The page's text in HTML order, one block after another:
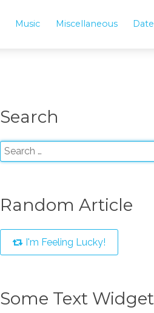
Music Miscellaneous
Search
Random Article
I'm Feeling Lucky!
Some Text Widget